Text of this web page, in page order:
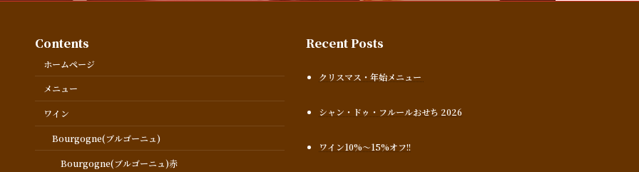
Contents
ホームページ
メニュー
ワイン
Bourgogne(ブルゴーニュ)
Bourgogne(ブルゴーニュ)赤
Recent Posts
クリスマス・年始メニュー
シャン・ドゥ・フルールおせち 2026
ワイン10%～15%オフ!!